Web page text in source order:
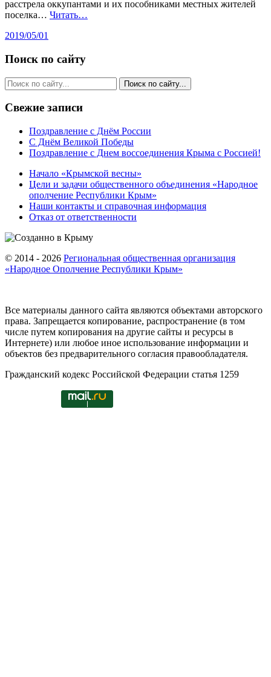
расстрела оккупантами и их пособниками местных жителей
поселка… Читать…
2019/05/01
Поиск по сайту
Свежие записи
Поздравление с Днём России
С Днём Великой Победы
Поздравление с Днем воссоединения Крыма с Россией!
Начало «Крымской весны»
Цели и задачи общественного объединения «Народное
ополчение Республики Крым»
Наши контакты и справочная информация
Отказ от ответственности
© 2014 - 2026 Региональная общественная организация
«Народное Ополчение Республики Крым»
Все материалы данного сайта являются объектами авторского
права. Запрещается копирование, распространение (в том
числе путем копирования на другие сайты и ресурсы в
Интернете) или любое иное использование информации и
объектов без предварительного согласия правообладателя.
Гражданский кодекс Российской Федерации статья 1259